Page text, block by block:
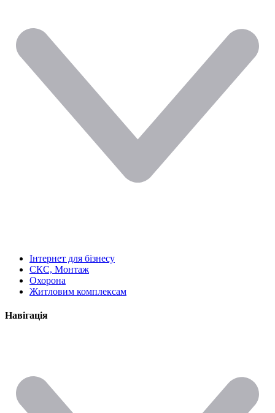
Інтернет для бізнесу
СКС, Монтаж
Охорона
Житловим комплексам
Навігація